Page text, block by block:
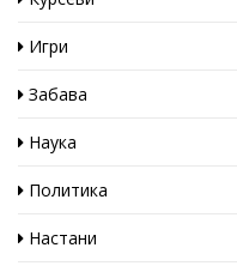
Игри
Забава
Наука
Политика
Настани